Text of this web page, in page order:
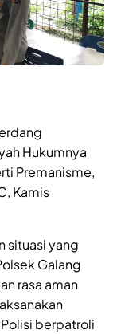
Hukumnya
Premanisme,
Kamis
situasi yang
Galang
rasa aman
berpatroli